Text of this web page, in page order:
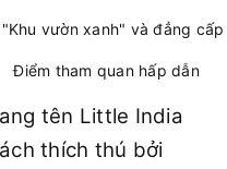
Điểm tham quan hấp dẫn
tên Little India
thích thú bởi